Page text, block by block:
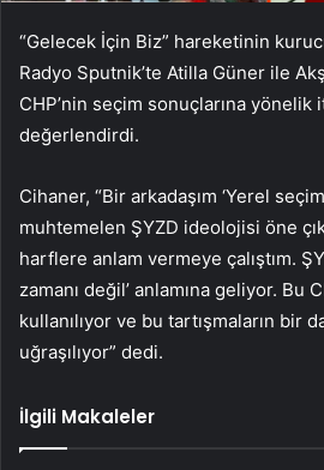
“Gelecek İçin Biz” hareketinin
Radyo Sputnik’te Atilla Güner ile
CHP’nin seçim sonuçlarına yönelik
değerlendirdi.
Cihaner, “Bir arkadaşım ‘Yerel
muhtemelen ŞYZD ideolojisi öne
harflere anlam vermeye çalıştım.
zamanı değil’ anlamına geliyor. Bu
kullanılıyor ve bu tartışmaların bir
uğraşılıyor” dedi.
İlgili Makaleler